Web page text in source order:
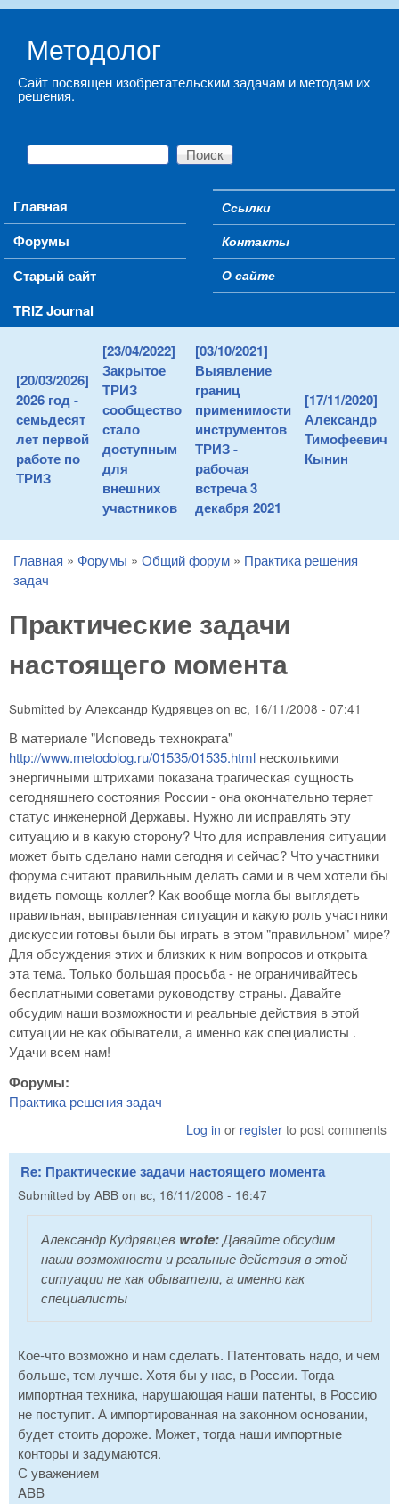
Методолог
Сайт посвящен изобретательским задачам и методам их
решения.
Форма поиска
Поиск
Main menu
Главная
Форумы
Старый сайт
TRIZ Journal
Secondary menu
Ссылки
Контакты
О сайте
[20/03/2026]
2026 год -
семьдесят
лет первой
работе по
ТРИЗ
[23/04/2022]
Закрытое
ТРИЗ
сообщество
стало
доступным
для
внешних
участников
[03/10/2021]
Выявление
границ
применимости
инструментов
ТРИЗ -
рабочая
встреча 3
декабря 2021
[17/11/2020]
Александр
Тимофеевич
Кынин
You are here
Главная » Форумы » Общий форум » Практика решения
задач
Практические задачи
настоящего момента
Submitted by Александр Кудрявцев on вс, 16/11/2008 - 07:41
В материале "Исповедь технократа"
http://www.metodolog.ru/01535/01535.html несколькими
энергичными штрихами показана трагическая сущность
сегодняшнего состояния России - она окончательно теряет
статус инженерной Державы. Нужно ли исправлять эту
ситуацию и в какую сторону? Что для исправления ситуации
может быть сделано нами сегодня и сейчас? Что участники
форума считают правильным делать сами и в чем хотели бы
видеть помощь коллег? Как вообще могла бы выглядеть
правильная, выправленная ситуация и какую роль участники
дискуссии готовы были бы играть в этом "правильном" мире?
Для обсуждения этих и близких к ним вопросов и открыта
эта тема. Только большая просьба - не ограничивайтесь
бесплатными советами руководству страны. Давайте
обсудим наши возможности и реальные действия в этой
ситуации не как обыватели, а именно как специалисты .
Удачи всем нам!
Форумы:
Практика решения задач
Log in or register to post comments
Re: Практические задачи настоящего момента
Submitted by ABB on вс, 16/11/2008 - 16:47
Александр Кудрявцев wrote:Давайте обсудим
наши возможности и реальные действия в этой
ситуации не как обыватели, а именно как
специалисты
Кое-что возможно и нам сделать. Патентовать надо, и чем
больше, тем лучше. Хотя бы у нас, в России. Тогда
импортная техника, нарушающая наши патенты, в Россию
не поступит. А импортированная на законном основании,
будет стоить дороже. Может, тогда наши импортные
конторы и задумаются.
С уважением
ABB